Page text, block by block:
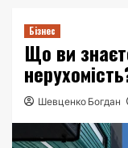
Бізнес
Що ви
Шевценко Богдан